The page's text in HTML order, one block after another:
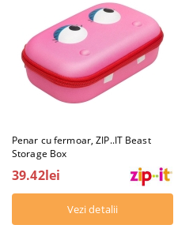
Penar cu fermoar, ZIP..IT Beast
Storage Box
39.42lei
Vezi detalii